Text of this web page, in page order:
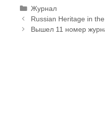
Рубрики
Журнал
Russian Heritage in
Вышел 11 номер